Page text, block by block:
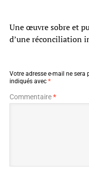
Une œuvre sobre et
d’une réconciliation
Votre adresse e-mail ne sera
indiqués avec *
Commentaire*